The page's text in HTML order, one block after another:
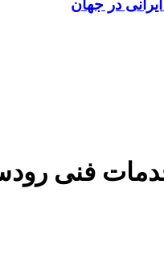
در جهان
فنی